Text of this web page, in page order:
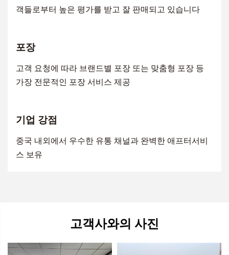
객들로부터 높은 평가를 받고 잘 판매되고 있습니다
포장
고객 요청에 따라 브랜드별 포장 또는 맞춤형 포장 등
가장 전문적인 포장 서비스 제공
기업 강점
중국 내외에서 우수한 유통 채널과 완벽한 애프터서비
스 보유
고객사와의 사진